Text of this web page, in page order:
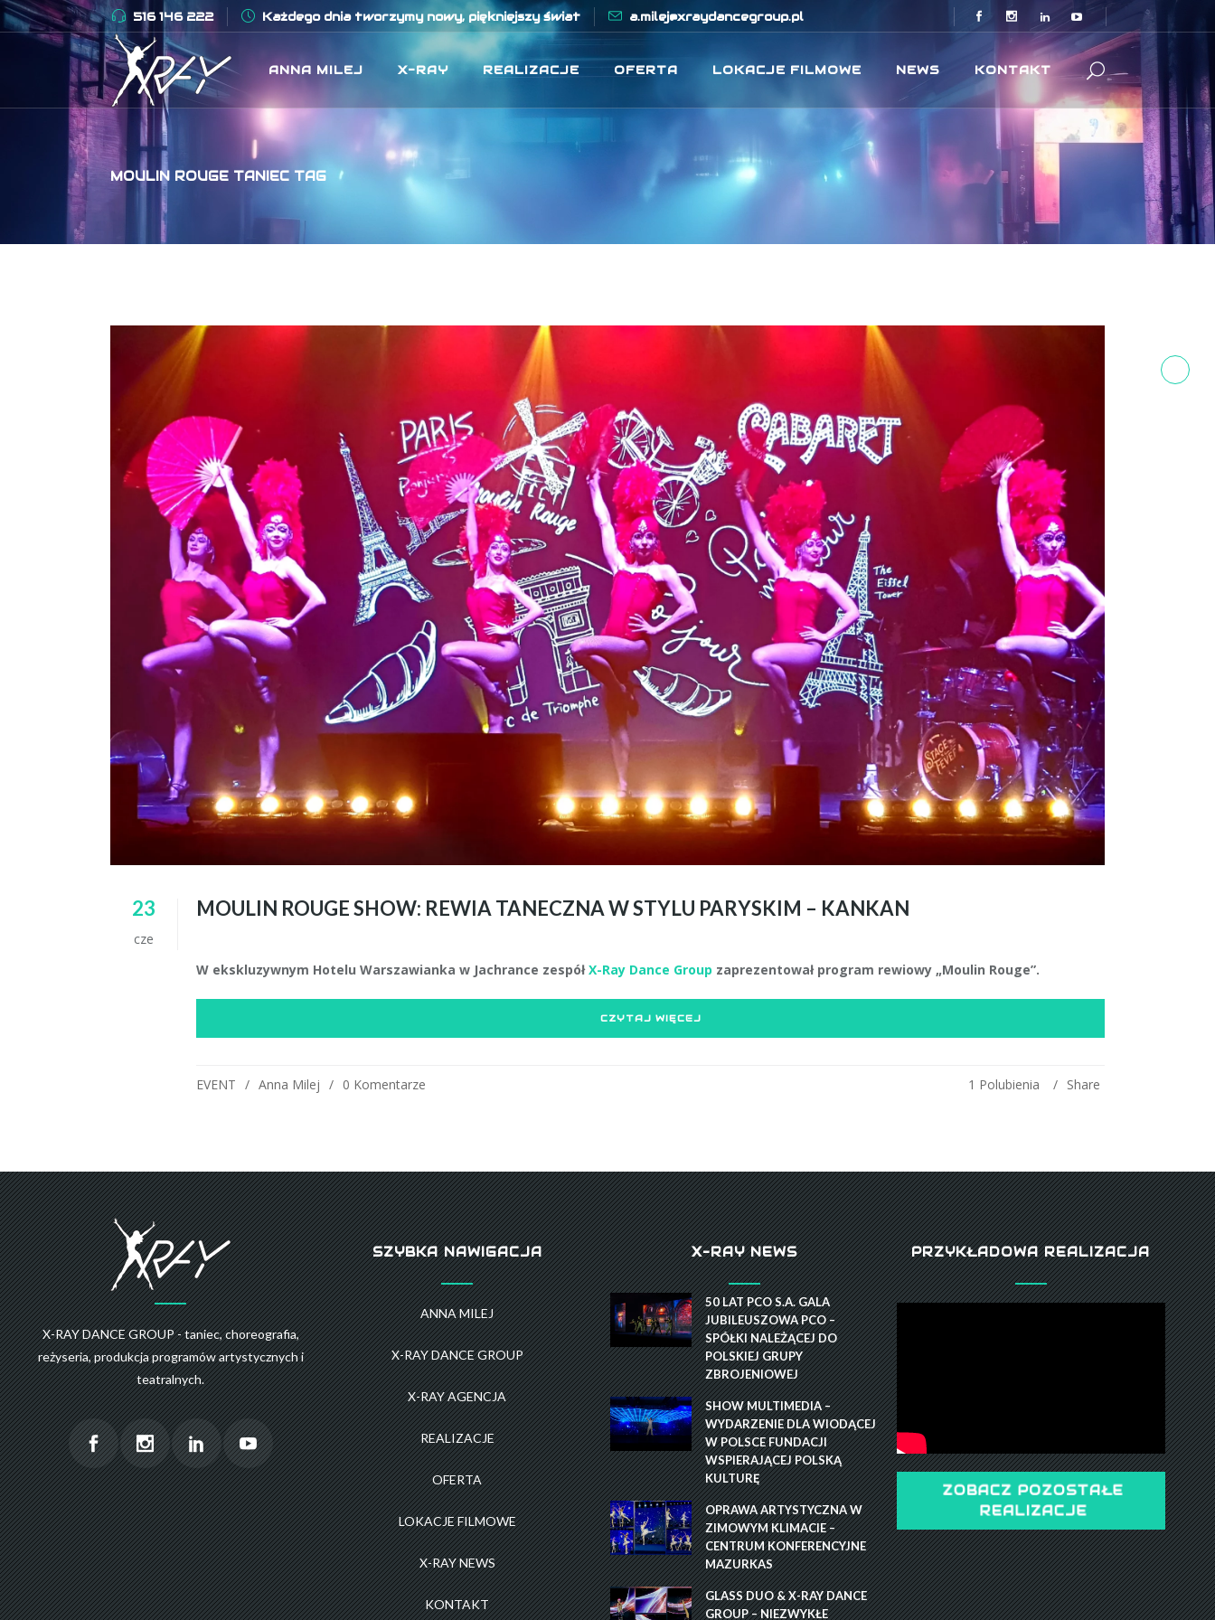
516 146 222 Każdego dnia tworzymy nowy, piękniejszy świat a.milej@xraydancegroup.pl
ANNA MILEJ X-RAY REALIZACJE OFERTA LOKACJE FILMOWE NEWS KONTAKT
MOULIN ROUGE TANIEC TAG
23
cze
MOULIN ROUGE SHOW: REWIA TANECZNA W STYLU PARYSKIM – KANKAN
W ekskluzywnym Hotelu Warszawianka w Jachrance zespółX-Ray Dance Group zaprezentował program rewiowy „Moulin Rouge”.
CZYTAJ WIĘCEJ
EVENT Anna Milej 0 Komentarze Share
1 Polubienia
X-RAY DANCE GROUP - taniec, choreografia,
reżyseria, produkcja programów artystycznych i
teatralnych.
SZYBKA NAWIGACJA
ANNA MILEJ
X-RAY DANCE GROUP
X-RAY AGENCJA
REALIZACJE
OFERTA
LOKACJE FILMOWE
X-RAY NEWS
KONTAKT
X-RAY NEWS
50 LAT PCO S.A. GALA
JUBILEUSZOWA PCO –
SPÓŁKI NALEŻĄCEJ DO
POLSKIEJ GRUPY
ZBROJENIOWEJ
SHOW MULTIMEDIA –
WYDARZENIE DLA WIODĄCEJ
W POLSCE FUNDACJI
WSPIERAJĄCEJ POLSKĄ
KULTURĘ
OPRAWA ARTYSTYCZNA W
ZIMOWYM KLIMACIE –
CENTRUM KONFERENCYJNE
MAZURKAS
GLASS DUO & X-RAY DANCE
GROUP – NIEZWYKŁE
PRZYKŁADOWA REALIZACJA
ZOBACZ POZOSTAŁE
REALIZACJE